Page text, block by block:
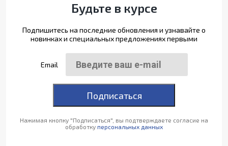
Будьте в курсе
Подпишитесь на последние обновления и узнавайте о
новинках и специальных предложениях первыми
Email
Подписаться
Нажимая кнопку "Подписаться", вы подтверждаете согласие на
обработку персональных данных